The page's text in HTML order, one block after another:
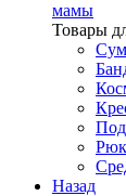
мамы
Товары
Назад